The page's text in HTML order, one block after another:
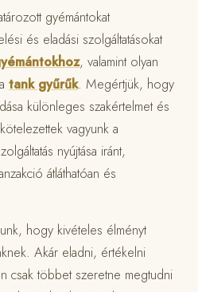
gyémántokat
és eladási szolgáltatásokat
, valamint olyan
tank gyűrűk. Megértjük, hogy
különleges szakértelmet és
vagyunk a
nyújtása iránt,
átláthatóan és
hogy kivételes élményt
Akár eladni, értékelni
csak többet szeretne megtudni